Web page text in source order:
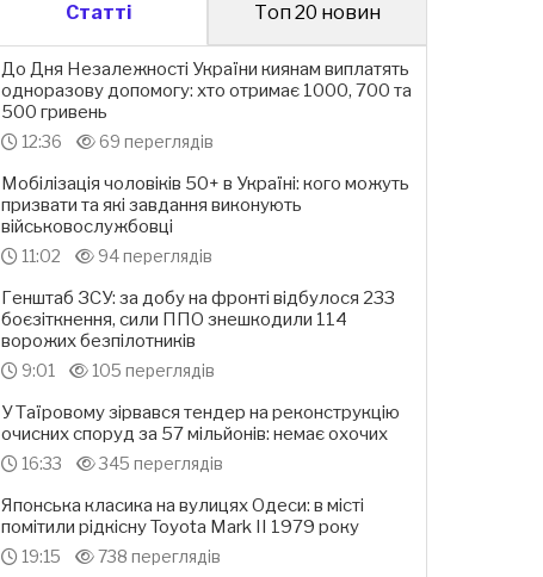
Статті Топ 20 новин
До Дня Незалежності України киянам виплатять
одноразову допомогу: хто отримає 1000, 700 та
500 гривень
12:36 69 переглядів
Мобілізація чоловіків 50+ в Україні: кого можуть
призвати та які завдання виконують
військовослужбовці
11:02 94 переглядів
Генштаб ЗСУ: за добу на фронті відбулося 233
боєзіткнення, сили ППО знешкодили 114
ворожих безпілотників
9:01 105 переглядів
У Таїровому зірвався тендер на реконструкцію
очисних споруд за 57 мільйонів: немає охочих
16:33 345 переглядів
Японська класика на вулицях Одеси: в місті
помітили рідкісну Toyota Mark II 1979 року
19:15 738 переглядів